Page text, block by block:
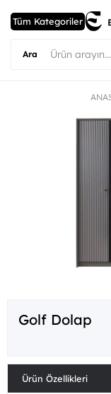
Golf Dolap
Ürün Özellikleri